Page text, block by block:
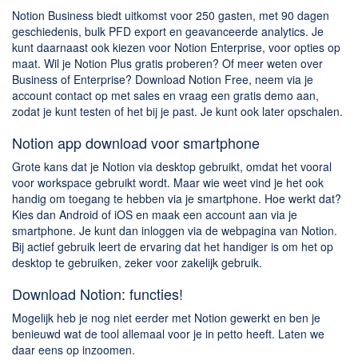
Notion Business biedt uitkomst voor 250 gasten, met 90 dagen
geschiedenis, bulk PFD export en geavanceerde analytics. Je
kunt daarnaast ook kiezen voor Notion Enterprise, voor opties op
maat. Wil je Notion Plus gratis proberen? Of meer weten over
Business of Enterprise? Download Notion Free, neem via je
account contact op met sales en vraag een gratis demo aan,
zodat je kunt testen of het bij je past. Je kunt ook later opschalen.
Notion app download voor smartphone
Grote kans dat je Notion via desktop gebruikt, omdat het vooral
voor workspace gebruikt wordt. Maar wie weet vind je het ook
handig om toegang te hebben via je smartphone. Hoe werkt dat?
Kies dan Android of iOS en maak een account aan via je
smartphone. Je kunt dan inloggen via de webpagina van Notion.
Bij actief gebruik leert de ervaring dat het handiger is om het op
desktop te gebruiken, zeker voor zakelijk gebruik.
Download Notion: functies!
Mogelijk heb je nog niet eerder met Notion gewerkt en ben je
benieuwd wat de tool allemaal voor je in petto heeft. Laten we
daar eens op inzoomen.